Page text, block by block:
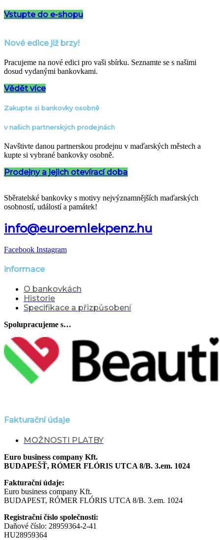
Vstupte do e-shopu
Nové edice již brzy!
Pracujeme na nové edici pro vaši sbírku. Seznamte se s našimi
dosud vydanými bankovkami.
Vědět více
Zakupte si bankovky osobně
v našich partnerských prodejnách
Navštivte danou partnerskou prodejnu v maďarských městech a
kupte si vybrané bankovky osobně.
Prodejny a jejich otevírací doba
Sběratelské bankovky s motivy nejvýznamnějších maďarských
osobností, událostí a památek!
info@euroemlekpenz.hu
Facebook Instagram
informace
O bankovkách
Historie
Specifikace a přizpůsobení
Spolupracujeme s…
Fakturační údaje
MOŽNOSTI PLATBY
Euro business company Kft.
BUDAPEŠŤ, RÓMER FLÓRIS UTCA 8/B. 3.em. 1024
Fakturační údaje:
Euro business company Kft.
BUDAPEST, RÓMER FLÓRIS UTCA 8/B. 3.em. 1024
Registrační číslo společnosti:
Daňové číslo: 28959364-2-41
HU28959364